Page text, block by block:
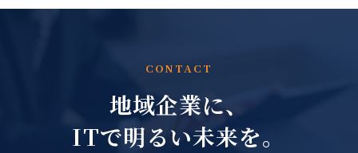
CONTACT
地域企業に、
ITで明るい未来を。